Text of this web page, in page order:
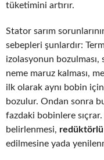
tüketimini artırır.
Stator sarım
sebepleri şunlardır:
izolasyonun bozulması,
neme maruz kalması,
ilk olarak aynı bobin
bozulur. Ondan sonra
fazdaki bobinlere
belirlenmesi,
edilmesine yada